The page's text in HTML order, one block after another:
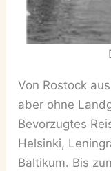
Von Rostock
aber ohne
Bevorzugtes
Helsinki,
Baltikum. Bis